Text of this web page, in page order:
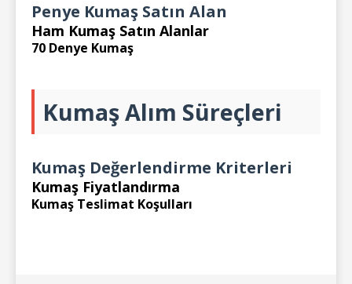
Penye Kumaş Satın Alan
Ham Kumaş Satın Alanlar
70 Denye Kumaş
Kumaş Alım Süreçleri
Kumaş Değerlendirme Kriterleri
Kumaş Fiyatlandırma
Kumaş Teslimat Koşulları